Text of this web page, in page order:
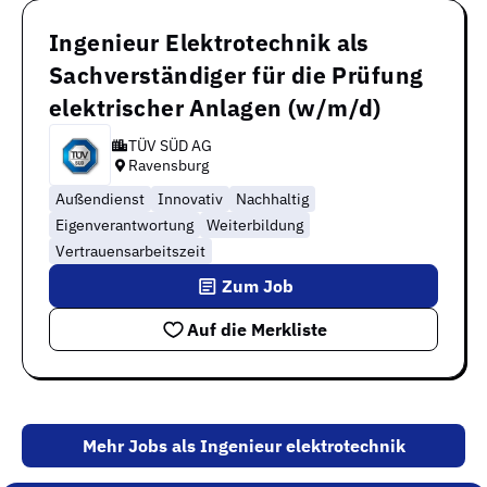
Ingenieur Elektrotechnik als
Sachverständiger für die Prüfung
elektrischer Anlagen (w/m/d)
TÜV SÜD AG
Ravensburg
Außendienst
Innovativ
Nachhaltig
Eigenverantwortung
Weiterbildung
Vertrauensarbeitszeit
Auf die Merkliste
Zum Job
Mehr Jobs als Ingenieur elektrotechnik